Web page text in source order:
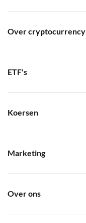
Over cryptocurrency
ETF's
Koersen
Marketing
Over ons